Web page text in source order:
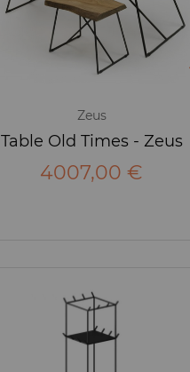
Zeus
Table Old Times - Zeus
4007,00 €